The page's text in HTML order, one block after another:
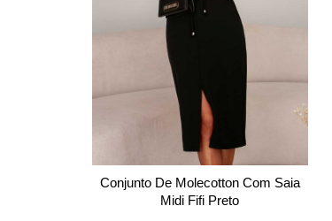
Conjunto De Molecotton Com Saia
Midi Fifi Preto